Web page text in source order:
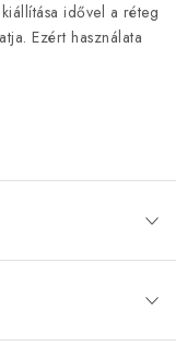
idővel a réteg
Ezért használata